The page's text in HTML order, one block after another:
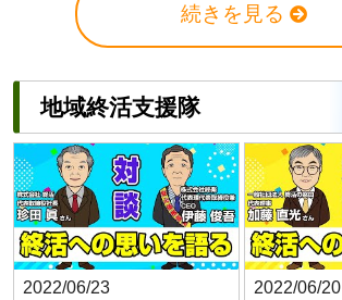
続きを見る
地域終活支援隊
2022/06/23
2022/06/20